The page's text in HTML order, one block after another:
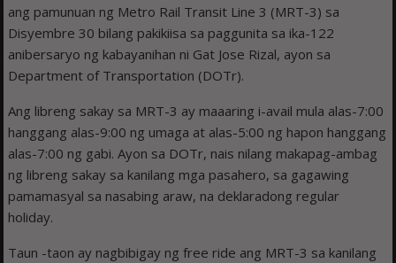
ang pamunuan ng Metro Rail Transit Line 3 (MRT-3) sa
Disyembre 30 bilang pakikiisa sa paggunita sa ika-122
anibersaryo ng kabayanihan ni Gat Jose Rizal, ayon sa
Department of Transportation (DOTr).
Ang libreng sakay sa MRT-3 ay maaaring i-avail mula alas-7:00
hanggang alas-9:00 ng umaga at alas-5:00 ng hapon hanggang
alas-7:00 ng gabi. Ayon sa DOTr, nais nilang makapag-ambag
ng libreng sakay sa kanilang mga pasahero, sa gagawing
pamamasyal sa nasabing araw, na deklaradong regular
holiday.
Taun -taon ay nagbibigay ng free ride ang MRT-3 sa kanilang